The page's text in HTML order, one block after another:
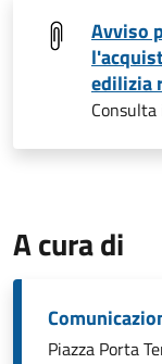
Avviso
edilizia
A cura di
Piazza Porta